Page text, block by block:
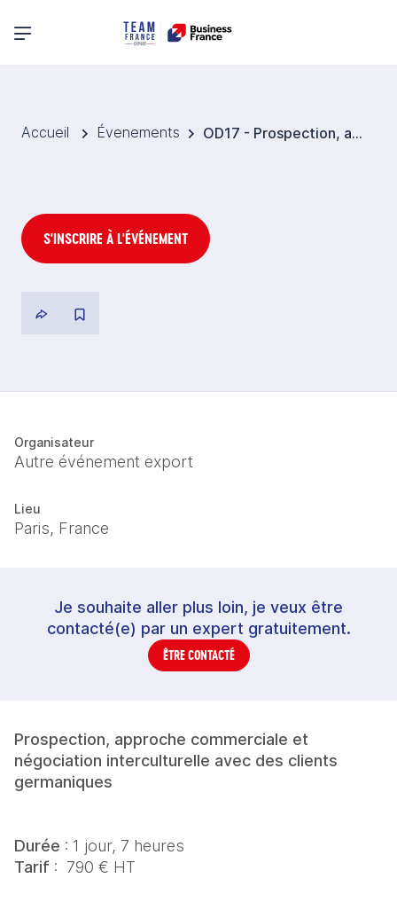
Menu principal
Accueil Évenements OD17 - Prospection, approche commerciale et négociation interculturelle avec des clients germaniques
S'INSCRIRE À L'ÉVÉNEMENT
Organisateur
Autre événement export
Lieu
Paris, France
Je souhaite aller plus loin, je veux être
contacté(e) par un expert gratuitement.
ÊTRE CONTACTÉ
Prospection, approche commerciale et
négociation interculturelle avec des clients
germaniques
Durée
Tarif :  790 € HT